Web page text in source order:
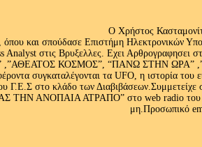
Ο Χρήστος
και σπούδασε Επιστήμη Ηλεκτρονικών
Analyst στις Βρυξελλες. Εχει
ΚΟΣΜΟΣ”, “ΠΑΝΩ ΣΤΗΝ ΩΡΑ”
συγκαταλέγονται τα UFO, η ιστορία
Γ.Ε.Σ στο κλάδο των
ΤΗΝ ΑΝΟΠΑΙΑ ΑΤΡΑΠΟ” στο web radio του
μη.Προσωπικό